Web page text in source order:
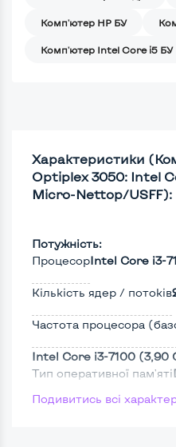
Комп'ютер HP БУ
Комп'ютер Intel Core i5 БУ
Характеристики
Optiplex 3050: Intel
Micro-Nettop/USFF):
Потужність:
ПроцесорIntel Core i3-
Кількість ядер / потоків
Частота процесора
Intel Core i3-7100 (3,90
Тип оперативної пам'яті
Тип накопичувачаSSD
Подивитись всі